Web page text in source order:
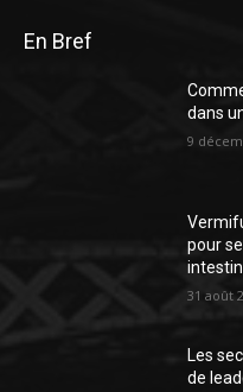
En Bref
dans
9
pour
31 août
Les
de